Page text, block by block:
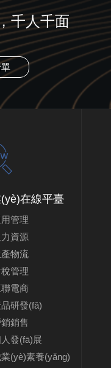
，千人千面
在線平臺
管理
資源
物流
管理
電商
研發(fā)
銷售
發(fā)展
(yè)素養(yǎng)